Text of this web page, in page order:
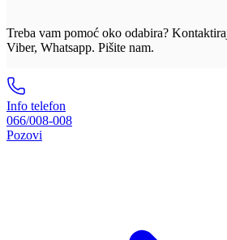
Treba vam pomoć oko odabira?
Viber, Whatsapp. Pišite nam.
Info telefon
066/008-008
Pozovi